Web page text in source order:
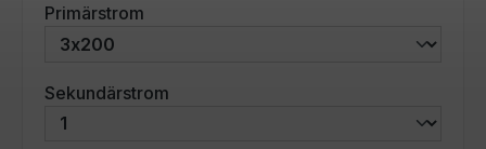
Primärstrom
Sekundärstrom